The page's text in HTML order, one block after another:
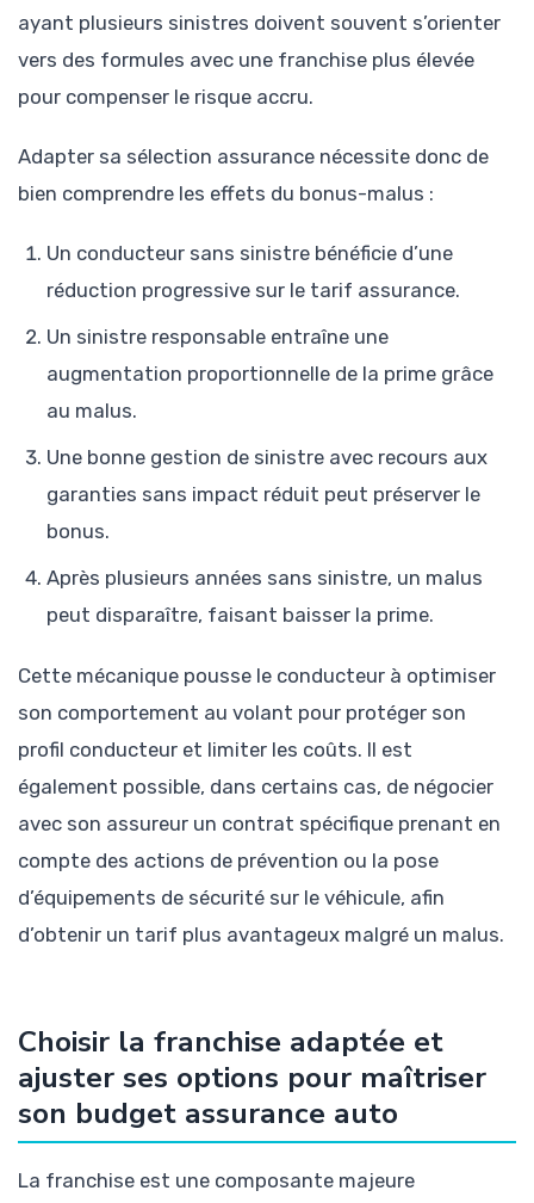
ayant plusieurs sinistres doivent souvent s’orienter
vers des formules avec une franchise plus élevée
pour compenser le risque accru.
Adapter sa sélection assurance nécessite donc de
bien comprendre les effets du bonus-malus :
Un conducteur sans sinistre bénéficie d’une
réduction progressive sur le tarif assurance.
Un sinistre responsable entraîne une
augmentation proportionnelle de la prime grâce
au malus.
Une bonne gestion de sinistre avec recours aux
garanties sans impact réduit peut préserver le
bonus.
Après plusieurs années sans sinistre, un malus
peut disparaître, faisant baisser la prime.
Cette mécanique pousse le conducteur à optimiser
son comportement au volant pour protéger son
profil conducteur et limiter les coûts. Il est
également possible, dans certains cas, de négocier
avec son assureur un contrat spécifique prenant en
compte des actions de prévention ou la pose
d’équipements de sécurité sur le véhicule, afin
d’obtenir un tarif plus avantageux malgré un malus.
Choisir la franchise adaptée et
ajuster ses options pour maîtriser
son budget assurance auto
La franchise est une composante majeure